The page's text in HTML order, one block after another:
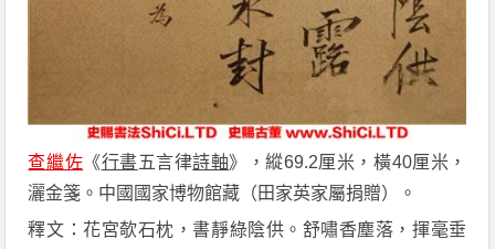
查繼佐 《行書 五言律詩軸》，縱69.2厘米，橫40厘米，
灑金箋。中國國家博物館藏（田家英家屬捐贈）。
釋文：花宮欹石枕，書靜綠陰供。舒嘯香塵落，揮毫垂